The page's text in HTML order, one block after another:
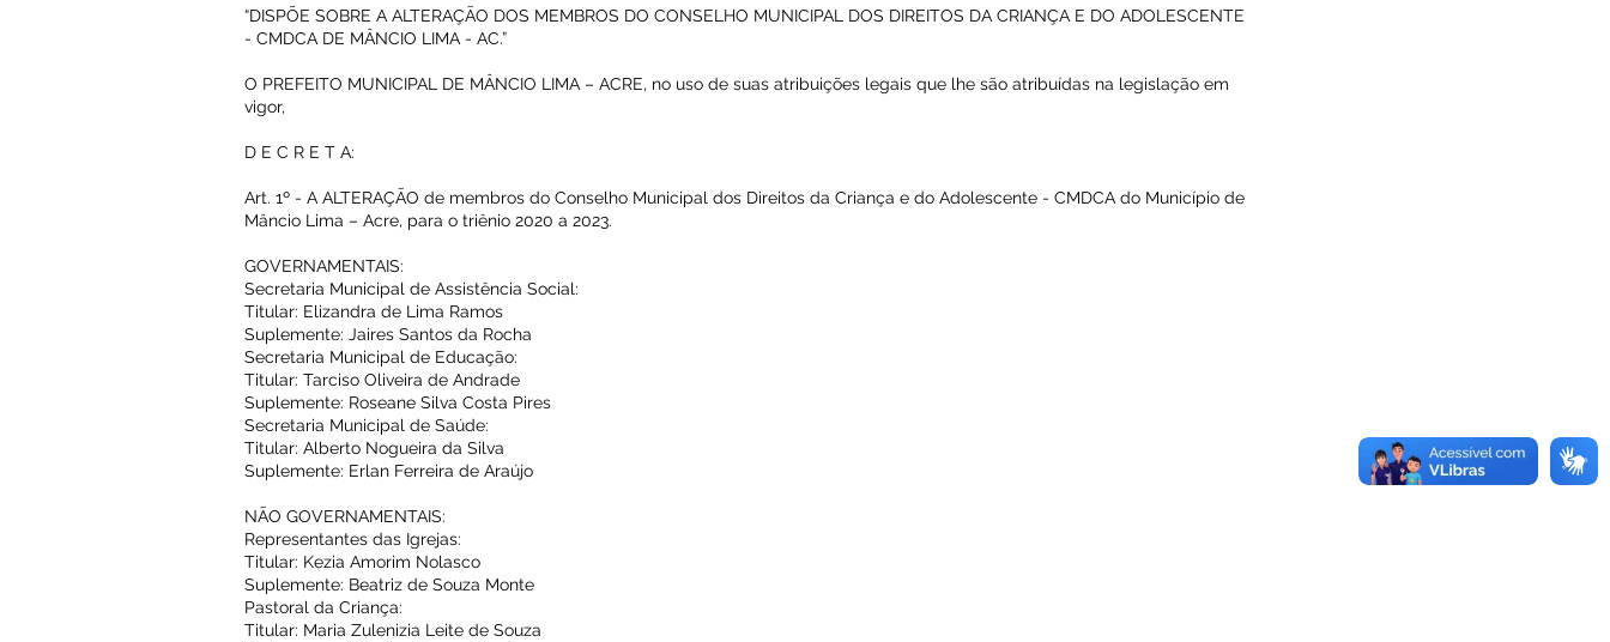
“DISPÕE SOBRE A ALTERAÇÃO DOS MEMBROS DO CONSELHO MUNICIPAL DOS DIREITOS DA CRIANÇA E DO ADOLESCENTE
- CMDCA DE MÂNCIO LIMA - AC.”
O PREFEITO MUNICIPAL DE MÂNCIO LIMA – ACRE, no uso de suas atribuições legais que lhe são atribuídas na legislação em
vigor,
D E C R E T A:
Art. 1º - A ALTERAÇÃO de membros do Conselho Municipal dos Direitos da Criança e do Adolescente - CMDCA do Município de
Mâncio Lima – Acre, para o triênio 2020 a 2023.
GOVERNAMENTAIS:
Secretaria Municipal de Assistência Social:
Titular: Elizandra de Lima Ramos
Suplemente: Jaires Santos da Rocha
Secretaria Municipal de Educação:
Titular: Tarciso Oliveira de Andrade
Suplemente: Roseane Silva Costa Pires
Secretaria Municipal de Saúde:
Titular: Alberto Nogueira da Silva
Suplemente: Erlan Ferreira de Araújo
NÃO GOVERNAMENTAIS:
Representantes das Igrejas:
Titular: Kezia Amorim Nolasco
Suplemente: Beatriz de Souza Monte
Pastoral da Criança:
Titular: Maria Zulenizia Leite de Souza